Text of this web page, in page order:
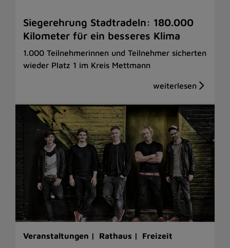
Siegerehrung Stadtradeln: 180.000
Kilometer für ein besseres Klima
1.000 Teilnehmerinnen und Teilnehmer sicherten
wieder Platz 1 im Kreis Mettmann
Veranstaltungen | Rathaus | Freizeit